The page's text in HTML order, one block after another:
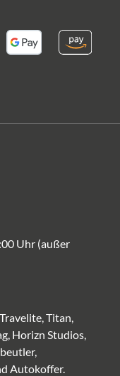
Uhr (außer
Titan,
Horizn Studios,
Autokoffer.